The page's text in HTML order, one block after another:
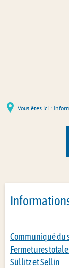
Vous êtes ici :
Communiqué du
Fermetures
Süllitz et Sellin